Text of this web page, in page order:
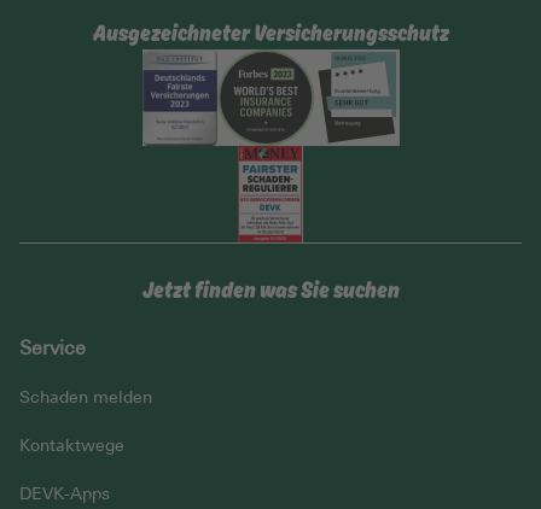
Ausgezeichneter Versicherungsschutz
Jetzt finden was Sie suchen
Service
Schaden melden
Kontaktwege
DEVK-Apps